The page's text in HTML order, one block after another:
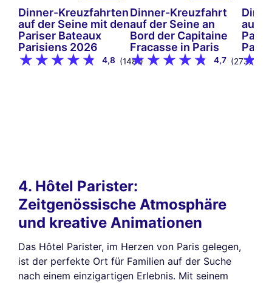
Dinner-Kreuzfahrten
auf der Seine mit den
Pariser Bateaux
Parisiens 2026
4,8 (1481)
Dinner-Kreuzfahrt
auf der Seine an
Bord der Capitaine
Fracasse in Paris
4,7 (273)
auf
Paris
Paris
4. Hôtel Parister:
Zeitgenössische Atmosphäre
und kreative Animationen
Das Hôtel Parister, im Herzen von Paris gelegen,
ist der perfekte Ort für Familien auf der Suche
nach einem einzigartigen Erlebnis. Mit seinem